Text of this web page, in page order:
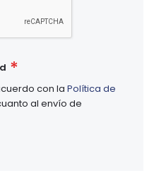
con la Política de
al envío de